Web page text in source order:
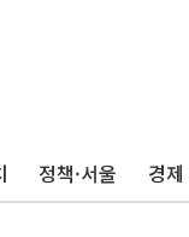
정책·서울 경제